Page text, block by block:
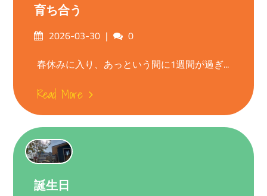
育ち合う
Posted2026-03-30 Comments
0
春休みに入り、あっという間に1週間が過ぎ...
Read More
誕生日